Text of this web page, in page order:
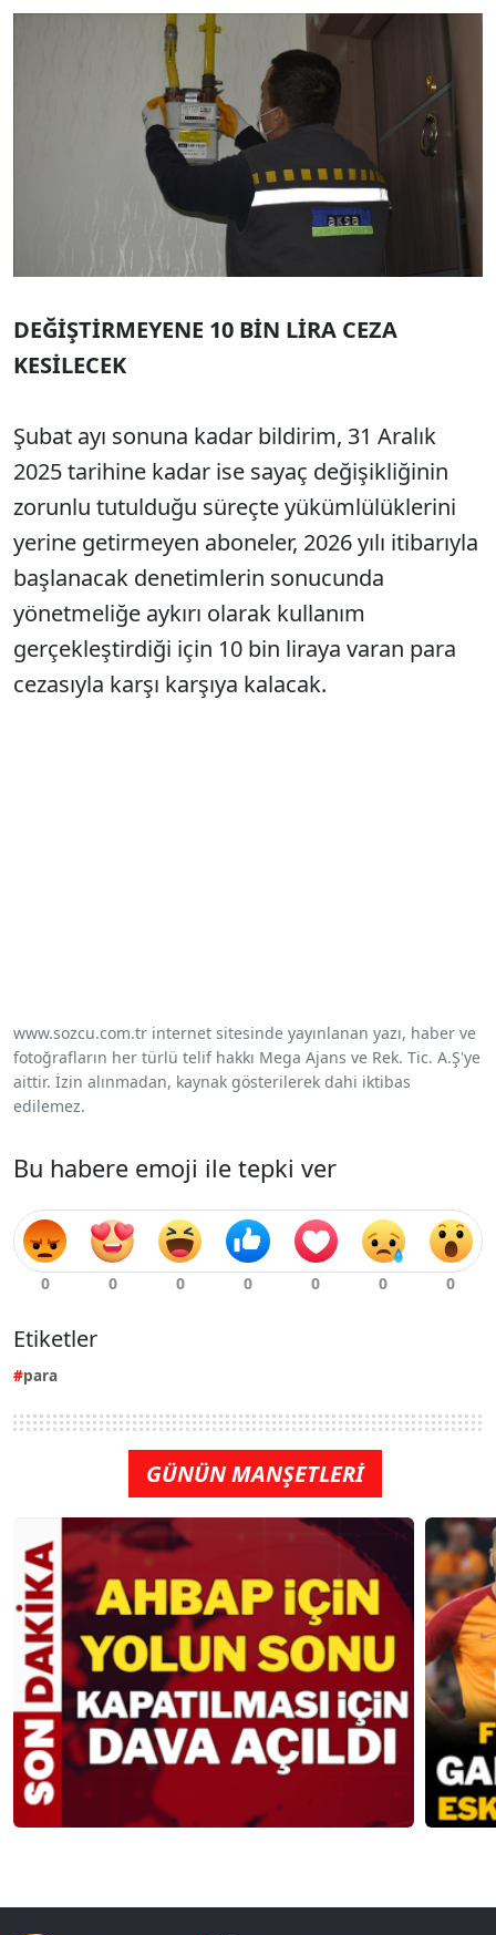
DEĞİŞTİRMEYENE 10 BİN LİRA CEZA
KESİLECEK
Şubat ayı sonuna kadar bildirim, 31 Aralık
2025 tarihine kadar ise sayaç değişikliğinin
zorunlu tutulduğu süreçte yükümlülüklerini
yerine getirmeyen aboneler, 2026 yılı itibarıyla
başlanacak denetimlerin sonucunda
yönetmeliğe aykırı olarak kullanım
gerçekleştirdiği için 10 bin liraya varan para
cezasıyla karşı karşıya kalacak.
www.sozcu.com.tr internet sitesinde yayınlanan yazı, haber ve
fotoğrafların her türlü telif hakkı Mega Ajans ve Rek. Tic. A.Ş'ye
aittir. İzin alınmadan, kaynak gösterilerek dahi iktibas
edilemez.
Bu habere emoji ile tepki ver
Etiketler
para
GÜNÜN MANŞETLERİ